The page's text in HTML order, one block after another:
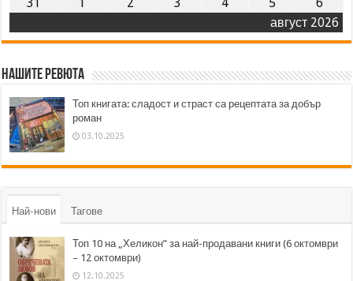
август 2026
Нашите ревюта
Топ книгата: сладост и страст са рецептата за добър
роман
03.10.2025
Най-нови Тагове
Топ 10 на „Хеликон” за най-продавани книги (6 октомври
– 12 октомври)
12.10.2025